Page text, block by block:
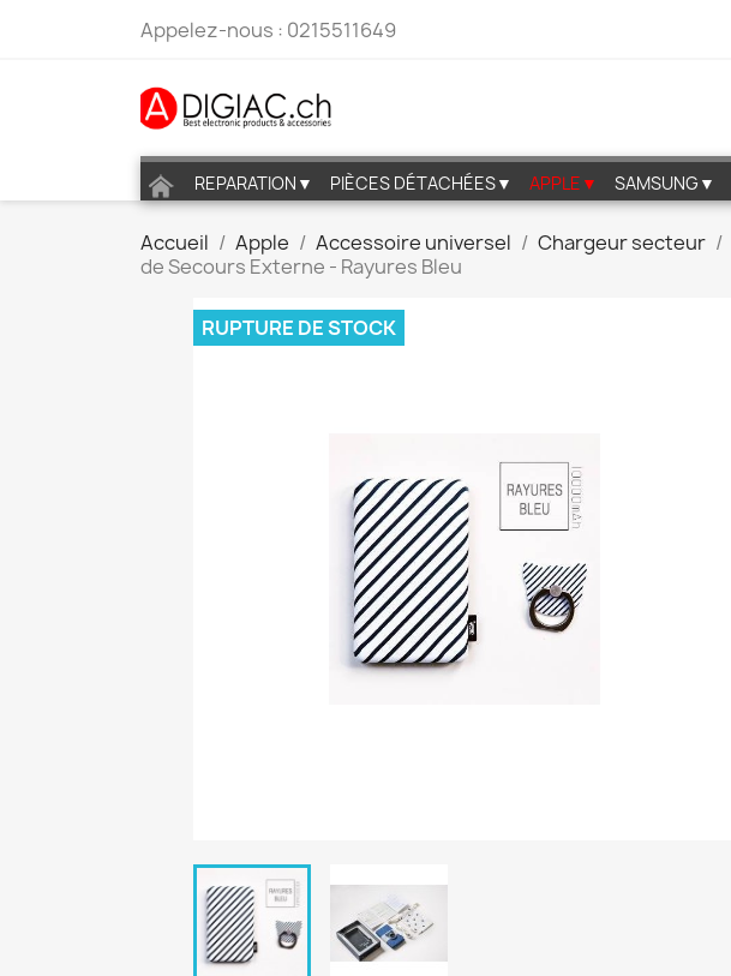
Appelez-nous : 0215511649
REPARATION▼ PIÈCES DÉTACHÉES▼ APPLE▼ SAMSUNG▼
Accueil Apple Accessoire universel Chargeur secteur
de Secours Externe - Rayures Bleu
RUPTURE DE STOCK